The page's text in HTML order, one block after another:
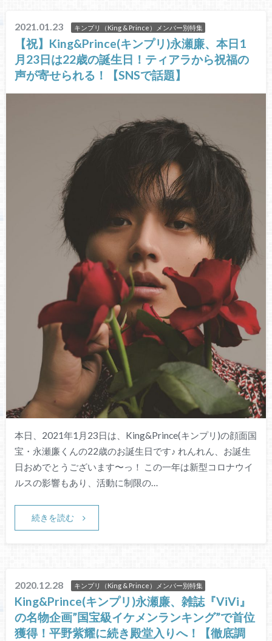
2021.01.23 キンプリ（King & Prince）メンバー別特集
【祝】King&Prince(キンプリ)永瀬廉、本日1
月23日は22歳の誕生日！ティアラから祝福の
声が寄せられる！【SNSで話題】
本日、2021年1月23日は、King&Prince(キンプリ)の顔面国
宝・永瀬廉くんの22歳のお誕生日です♪ れんれん、お誕生
日おめでとうございます〜っ！ この一年は新型コロナウイ
ルスの影響もあり、活動に制限の…
続きを読む
2020.12.28 キンプリ（King & Prince）メンバー別特集
King&Prince(キンプリ)永瀬廉、雑誌『ViVi』
の名物企画”国宝級イケメンランキング”で首位
獲得！平野紫耀に続き殿堂入りへ！【徹底調